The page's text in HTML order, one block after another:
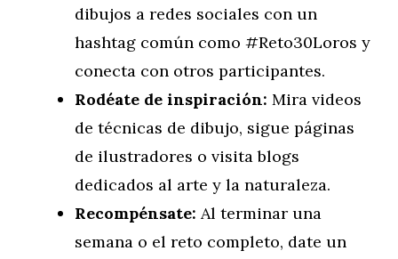
dibujos a redes sociales con un
hashtag común como #Reto30Loros y
conecta con otros participantes.
Rodéate de inspiración: Mira videos
de técnicas de dibujo, sigue páginas
de ilustradores o visita blogs
dedicados al arte y la naturaleza.
Recompénsate: Al terminar una
semana o el reto completo, date un